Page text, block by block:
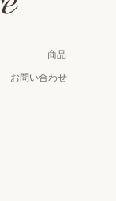
商品
お問い合わせ